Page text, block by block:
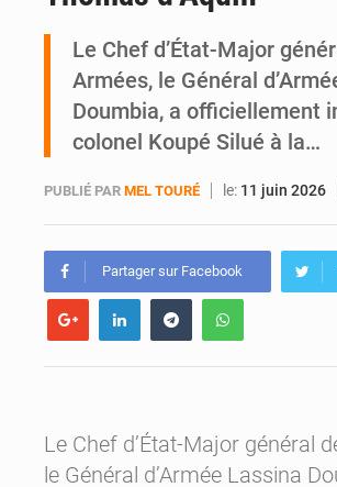
Le Chef d’État-Major
Armées, le Général
Doumbia, a officiellement
colonel Koupé Silué à la…
PUBLIÉ PAR MEL TOURÉ le: 11 juin 2026
Partager sur Facebook
Le Chef d’État-Major général
le Général d’Armée Lassina